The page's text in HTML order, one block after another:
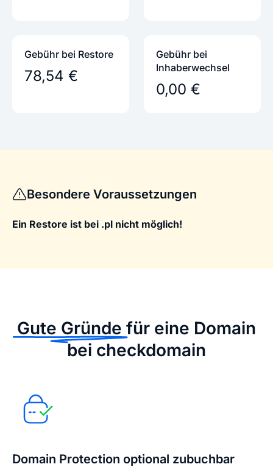
Gebühr bei Restore
78,54 €
Gebühr bei
Inhaber­wechsel
0,00 €
Besondere Voraussetzungen
Ein Restore ist bei .pl nicht möglich!
Gute Gründe für eine Domain
bei checkdomain
Domain Protection optional zubuchbar